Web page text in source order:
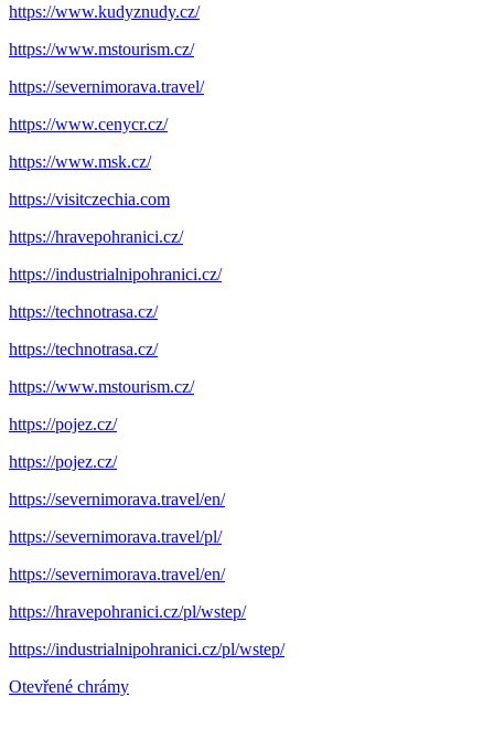
https://www.kudyznudy.cz/
https://www.mstourism.cz/
https://severnimorava.travel/
https://www.cenycr.cz/
https://www.msk.cz/
https://visitczechia.com
https://hravepohranici.cz/
https://industrialnipohranici.cz/
https://technotrasa.cz/
https://technotrasa.cz/
https://www.mstourism.cz/
https://pojez.cz/
https://pojez.cz/
https://severnimorava.travel/en/
https://severnimorava.travel/pl/
https://severnimorava.travel/en/
https://hravepohranici.cz/pl/wstep/
https://industrialnipohranici.cz/pl/wstep/
Otevřené chrámy